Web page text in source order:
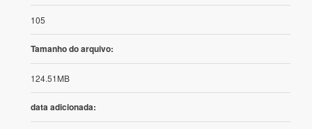
105
Tamanho do arquivo:
124.51MB
data adicionada: